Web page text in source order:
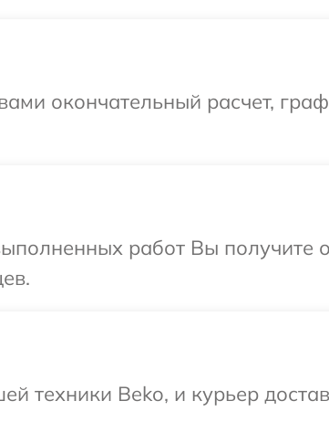
окончательный расчет,
работ Вы
техники Beko, и курьер